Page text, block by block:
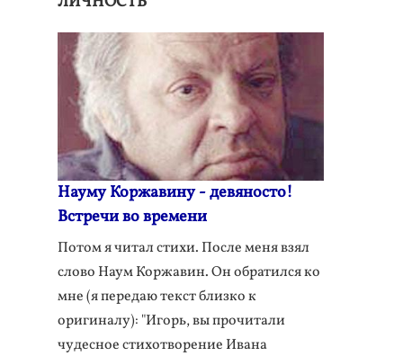
Науму Коржавину - девяносто!
Встречи во времени
Потом я читал стихи. После меня взял
слово Наум Коржавин. Он обратился ко
мне (я передаю текст близко к
оригиналу): "Игорь, вы прочитали
чудесное стихотворение Ивана